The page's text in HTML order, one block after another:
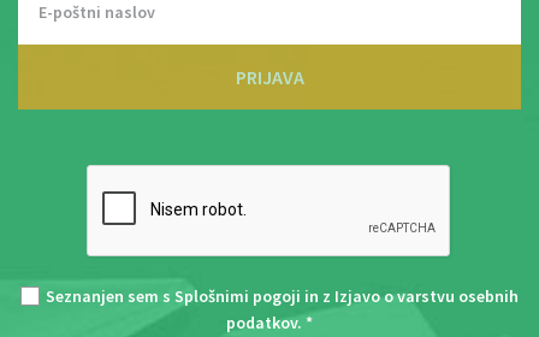
PRIJAVA
Seznanjen sem s Splošnimi pogoji in z Izjavo o varstvu osebnih
podatkov. *